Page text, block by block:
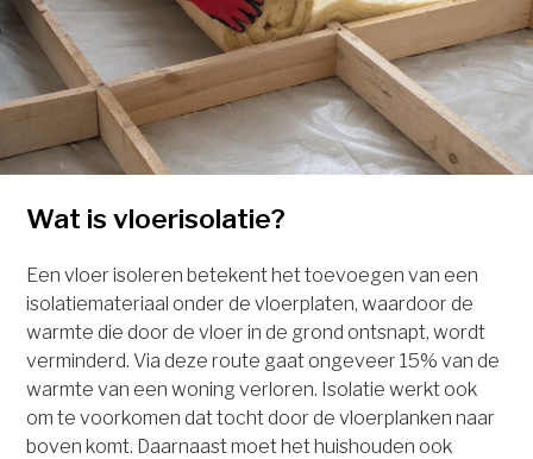
Wat is vloerisolatie?
Een vloer isoleren betekent het toevoegen van een
isolatiemateriaal onder de vloerplaten, waardoor de
warmte die door de vloer in de grond ontsnapt, wordt
verminderd. Via deze route gaat ongeveer 15% van de
warmte van een woning verloren. Isolatie werkt ook
om te voorkomen dat tocht door de vloerplanken naar
boven komt. Daarnaast moet het huishouden ook